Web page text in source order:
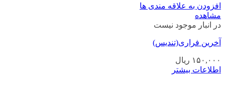
افزودن به علاقه مندی ها
مشاهده
در انبار موجود نیست
آخرین فراری(تندیس)
۱۵۰,۰۰۰ ریال
اطلاعات بیشتر